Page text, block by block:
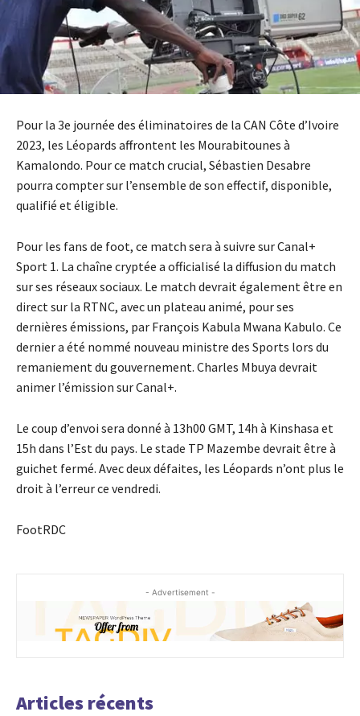
Pour la 3e journée des éliminatoires de la CAN Côte d’Ivoire
2023, les Léopards affrontent les Mourabitounes à
Kamalondo. Pour ce match crucial, Sébastien Desabre
pourra compter sur l’ensemble de son effectif, disponible,
qualifié et éligible.
Pour les fans de foot, ce match sera à suivre sur Canal+
Sport 1. La chaîne cryptée a officialisé la diffusion du match
sur ses réseaux sociaux. Le match devrait également être en
direct sur la RTNC, avec un plateau animé, pour ses
dernières émissions, par François Kabula Mwana Kabulo. Ce
dernier a été nommé nouveau ministre des Sports lors du
remaniement du gouvernement. Charles Mbuya devrait
animer l’émission sur Canal+.
Le coup d’envoi sera donné à 13h00 GMT, 14h à Kinshasa et
15h dans l’Est du pays. Le stade TP Mazembe devrait être à
guichet fermé. Avec deux défaites, les Léopards n’ont plus le
droit à l’erreur ce vendredi.
FootRDC
- Advertisement -
Articles récents